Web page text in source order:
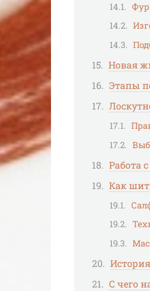
Новая
Этапы
Работа
Как
История
С чего